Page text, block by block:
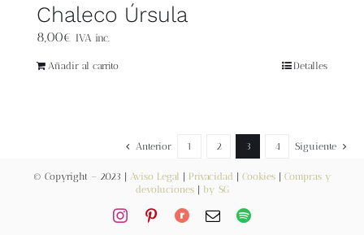
Chaleco Úrsula
8,00€ IVA inc.
Añadir al carrito Detalles
Anterior 1 2 3 4 Siguiente
© Copyright – 2023 | Aviso Legal | Privacidad | Cookies| Compras y
devoluciones| by SG